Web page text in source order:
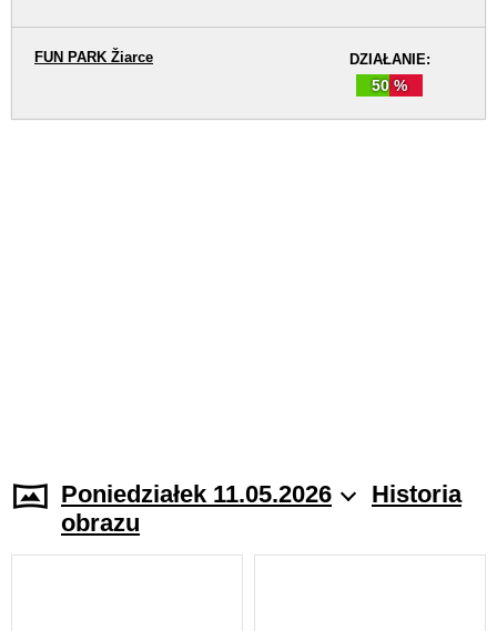
DZIAŁANIE:
50 %
FUN PARK Žiarce
Poniedziałek 11.05.2026
Historia
obrazu